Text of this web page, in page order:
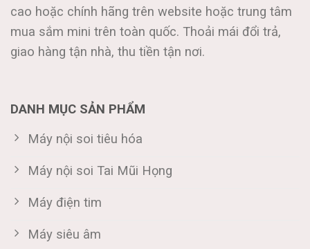
cao hoặc chính hãng trên website hoặc trung tâm
mua sắm mini trên toàn quốc. Thoải mái đổi trả,
giao hàng tận nhà, thu tiền tận nơi.
DANH MỤC SẢN PHẨM
Máy nội soi tiêu hóa
Máy nội soi Tai Mũi Họng
Máy điện tim
Máy siêu âm